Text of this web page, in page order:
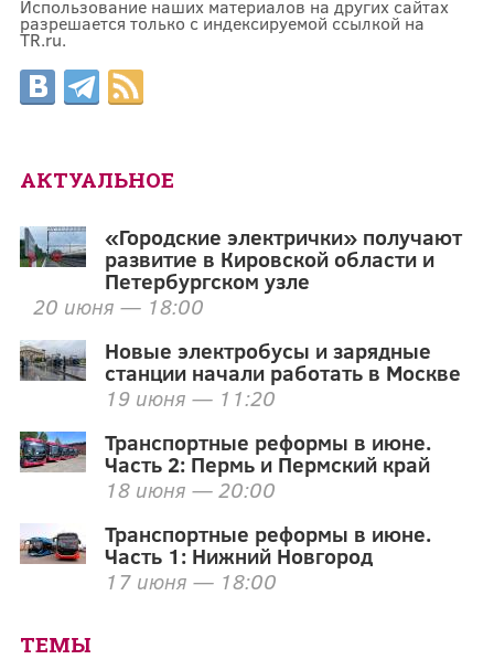
Использование наших материалов на других сайтах
разрешается только с индексируемой ссылкой на
TR.ru.
АКТУАЛЬНОЕ
«Городские электрички» получают
развитие в Кировской области и
Петербургском узле
20 июня — 18:00
Новые электробусы и зарядные
станции начали работать в Москве
19 июня — 11:20
Транспортные реформы в июне.
Часть 2: Пермь и Пермский край
18 июня — 20:00
Транспортные реформы в июне.
Часть 1: Нижний Новгород
17 июня — 18:00
ТЕМЫ